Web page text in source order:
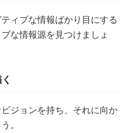
ィブな情報ばかり目にする
な情報源を見つけましょ
ジョンを持ち、それに向か
。